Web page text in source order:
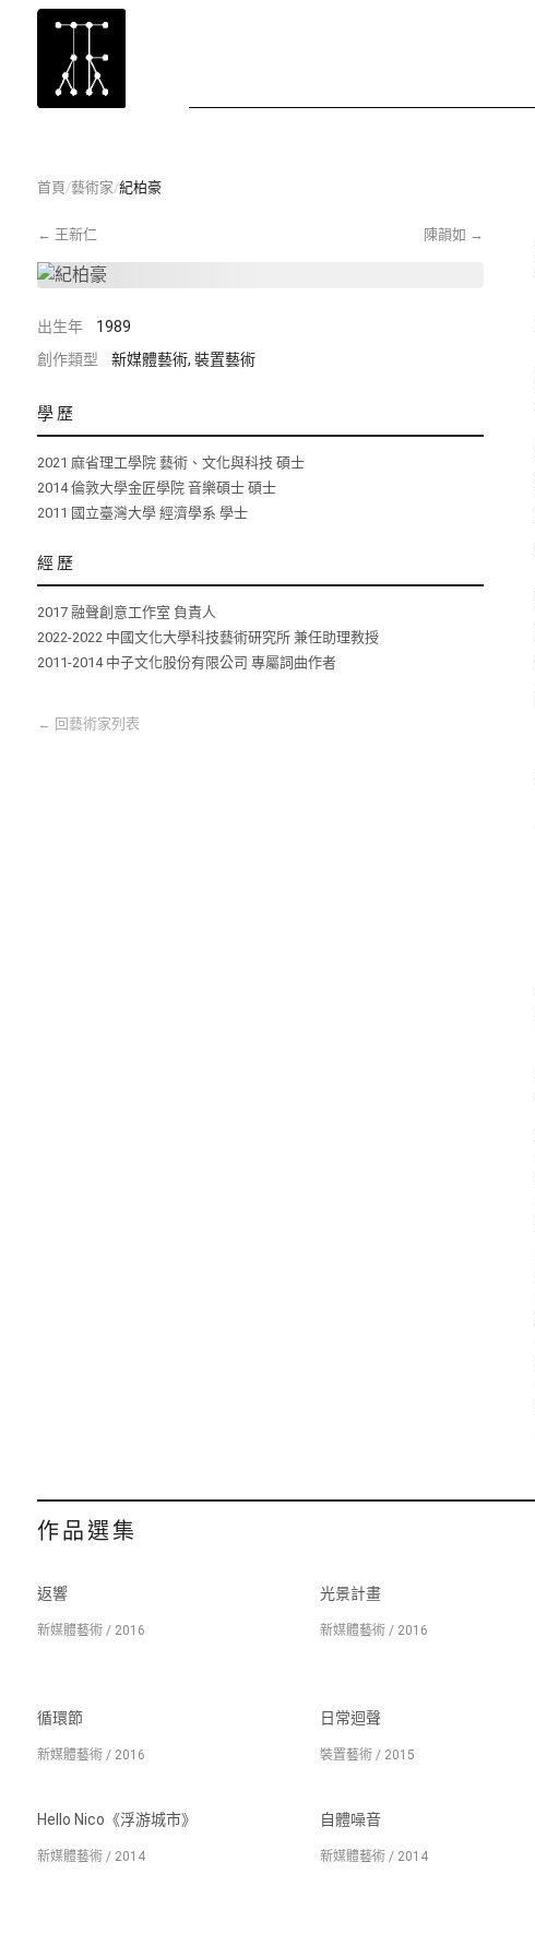
首頁/藝術家/紀柏豪
← 王新仁 陳韻如 →
出生年
1989
創作類型
新媒體藝術, 裝置藝術
學歷
2021 麻省理工學院 藝術、文化與科技 碩士
2014 倫敦⼤學金匠學院 音樂碩士 碩士
2011 國⽴臺灣⼤學 經濟學系 學士
經歷
2017 融聲創意工作室 負責人
2022-2022 中國文化大學科技藝術研究所 兼任助理教授
2011-2014 中子文化股份有限公司 專屬詞曲作者
← 回藝術家列表
作品選集
返響
新媒體藝術 / 2016
光景計畫
新媒體藝術 / 2016
循環節
新媒體藝術 / 2016
日常迴聲
裝置藝術 / 2015
Hello Nico《浮游城市》
新媒體藝術 / 2014
自體噪音
新媒體藝術 / 2014